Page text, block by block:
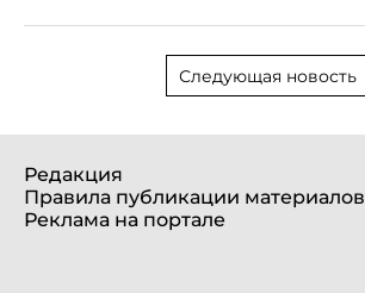
Следующая новость
Редакция
Правила публикации материалов
Реклама на портале